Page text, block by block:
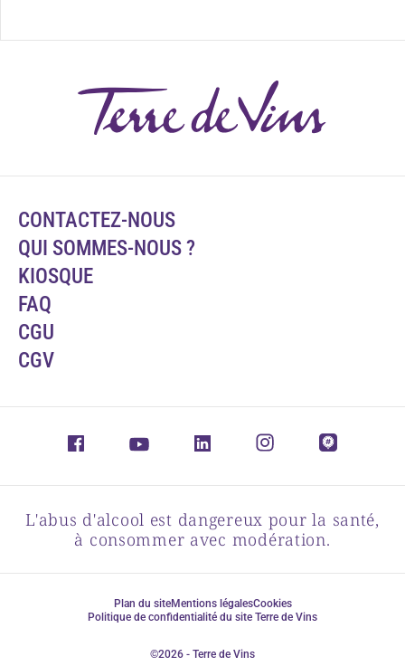
CONTACTEZ-NOUS
QUI SOMMES-NOUS ?
KIOSQUE
FAQ
CGU
CGV
L'abus d'alcool est dangereux pour la santé,
à consommer avec modération.
Plan du siteMentions légalesCookies
Politique de confidentialité du site Terre de Vins
©2026 - Terre de Vins